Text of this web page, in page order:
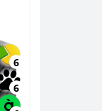
6
6